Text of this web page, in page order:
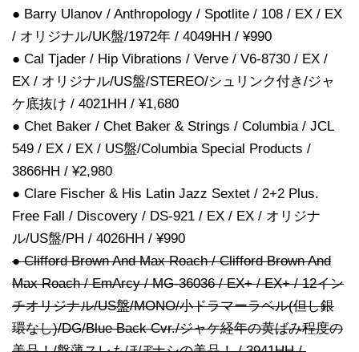
● Barry Ulanov / Anthropology / Spotlite / 108 / EX / EX
/ オリジナル/UK盤/1972年 / 4049HH / ¥990
● Cal Tjader / Hip Vibrations / Verve / V6-8730 / EX /
EX / オリジナル/US盤/STEREO/シュリンク付き/ジャ
ケ底抜け / 4021HH / ¥1,680
● Chet Baker / Chet Baker & Strings / Columbia / JCL
549 / EX / EX / US盤/Columbia Special Products /
3866HH / ¥2,980
● Clare Fischer & His Latin Jazz Sextet / 2+2 Plus.
Free Fall / Discovery / DS-921 / EX / EX / オリジナ
ル/US盤/PH / 4026HH / ¥990
● Clifford Brown And Max Roach / Clifford Brown And
Max Roach / EmArcy / MG-36036 / EX+ / EX+ / 12イン
チオリジナル/US盤/MONO/小ドラマーラベル(但し銀
環なし)/DG/Blue Back Cvr./ジャケ経年の黄ばみ程度の